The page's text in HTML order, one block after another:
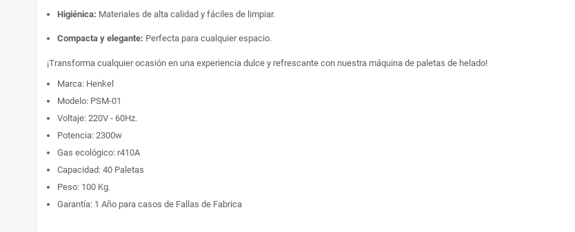
Higiénica: Materiales de alta calidad y fáciles de limpiar.
Compacta y elegante: Perfecta para cualquier espacio.
¡Transforma cualquier ocasión en una experiencia dulce y refrescante con nuestra máquina de paletas de helado!
Marca: Henkel
Modelo: PSM-01
Voltaje: 220V - 60Hz.
Potencia: 2300w
Gas ecológico: r410A
Capacidad: 40 Paletas
Peso: 100 Kg.
Garantía: 1 Año para casos de Fallas de Fabrica